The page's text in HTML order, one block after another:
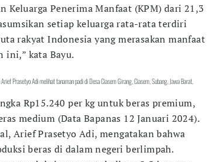
Keluarga Penerima Manfaat (KPM) dari 21,3
setiap keluarga rata-rata terdiri
rakyat Indonesia yang merasakan manfaat
ini,” kata Bayu.
Prasetyo Adi melihat tanaman padi di Desa Ciasem Girang, Ciasem, Subang, Jawa Barat,
Rp15.240 per kg untuk beras premium,
medium (Data Bapanas 12 Januari 2024).
Arief Prasetyo Adi, mengatakan bahwa
beras di dalam negeri berlimpah.